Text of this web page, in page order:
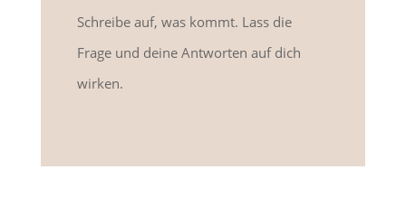
Schreibe auf, was kommt. Lass die
Frage und deine Antworten auf dich
wirken.